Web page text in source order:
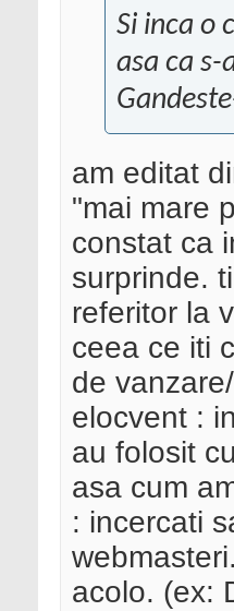
Si inca o
asa ca s-
am editat
"mai mare
constat ca
surprinde.
referitor la
ceea ce iti
de
elocvent :
au folosit
asa cum
: incercati
acolo. (ex: